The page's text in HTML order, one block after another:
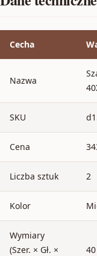
Cecha
Nazwa
SKU
Cena
Liczba sztuk 2
Kolor
Wymiary
(Szer. × Gł. ×